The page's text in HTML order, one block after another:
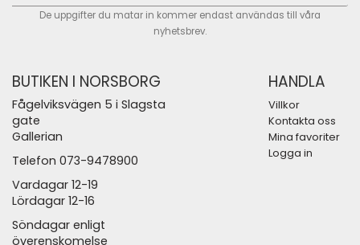
De uppgifter du matar in kommer endast användas till våra
nyhetsbrev.
BUTIKEN I NORSBORG
Fågelviksvägen 5 i Slagsta
gate
Gallerian
Telefon 073-9478900
Vardagar 12-19
Lördagar 12-16
Söndagar enligt
överenskomelse
HANDLA
Villkor
Kontakta oss
Mina favoriter
Logga in